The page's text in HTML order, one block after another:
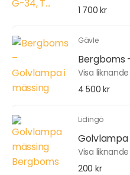
1 700 kr
Gävle
Bergboms
Visa liknande
4 500 kr
Lidingö
Golvlampa
Visa liknande
200 kr